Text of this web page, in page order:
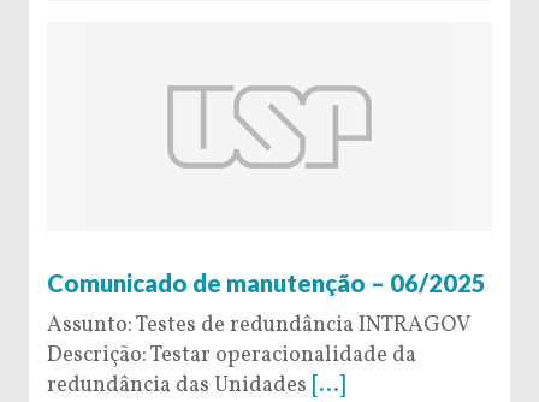
Comunicado de manutenção – 06/2025
Assunto: Testes de redundância INTRAGOV
Descrição: Testar operacionalidade da
redundância das Unidades [...]